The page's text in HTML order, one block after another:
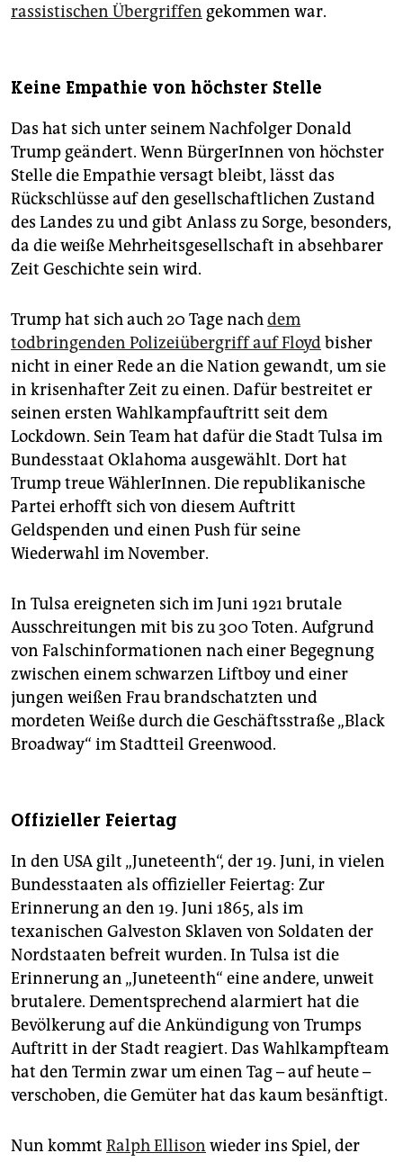
rassistischen Übergriffen gekommen war.
Keine Empathie von höchster Stelle
Das hat sich unter seinem Nachfolger Donald
Trump geändert. Wenn BürgerInnen von höchster
Stelle die Empathie versagt bleibt, lässt das
Rückschlüsse auf den gesellschaftlichen Zustand
des Landes zu und gibt Anlass zu Sorge, besonders,
da die weiße Mehrheitsgesellschaft in absehbarer
Zeit Geschichte sein wird.
Trump hat sich auch 20 Tage nachdem
todbringenden Polizeiübergriff auf Floydbisher
nicht in einer Rede an die Nation gewandt, um sie
in krisenhafter Zeit zu einen. Dafür bestreitet er
seinen ersten Wahlkampfauftritt seit dem
Lockdown. Sein Team hat dafür die Stadt Tulsa im
Bundesstaat Oklahoma ausgewählt. Dort hat
Trump treue WählerInnen. Die republikanische
Partei erhofft sich von diesem Auftritt
Geldspenden und einen Push für seine
Wiederwahl im November.
In Tulsa ereigneten sich im Juni 1921 brutale
Ausschreitungen mit bis zu 300 Toten. Aufgrund
von Falschinformationen nach einer Begegnung
zwischen einem schwarzen Liftboy und einer
jungen weißen Frau brandschatzten und
mordeten Weiße durch die Geschäftsstraße „Black
Broadway“ im Stadtteil Greenwood.
Offizieller Feiertag
In den USA gilt „Juneteenth“, der 19. Juni, in vielen
Bundesstaaten als offizieller Feiertag: Zur
Erinnerung an den 19. Juni 1865, als im
texanischen Galveston Sklaven von Soldaten der
Nordstaaten befreit wurden. In Tulsa ist die
Erinnerung an „Juneteenth“ eine andere, unweit
brutalere. Dementsprechend alarmiert hat die
Bevölkerung auf die Ankündigung von Trumps
Auftritt in der Stadt reagiert. Das Wahlkampfteam
hat den Termin zwar um einen Tag – auf heute –
verschoben, die Gemüter hat das kaum besänftigt.
Nun kommt Ralph Ellison wieder ins Spiel, der